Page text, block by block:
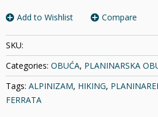
Add to Wishlist Compare
SKU:
Categories: OBUĆA, PLANINARSKA
Tags: ALPINIZAM, HIKING,
FERRATA